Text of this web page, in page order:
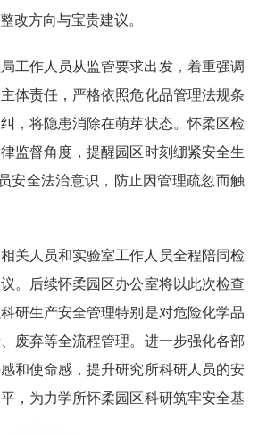
改方向与宝贵建议。
工作人员从监管要求出发，着重强调
体责任，严格依照危化品管理法规条
，将隐患消除在萌芽状态。怀柔区检
监督角度，提醒园区时刻绷紧安全生
安全法治意识，防止因管理疏忽而触
关人员和实验室工作人员全程陪同检
。后续怀柔园区办公室将以此次检查
研生产安全管理特别是对危险化学品
废弃等全流程管理。进一步强化各部
和使命感，提升研究所科研人员的安
，为力学所怀柔园区科研筑牢安全基